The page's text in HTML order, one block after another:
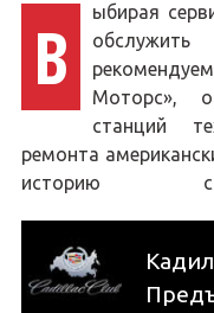
В
ыбирая
Моторс»,
станций
ремонта